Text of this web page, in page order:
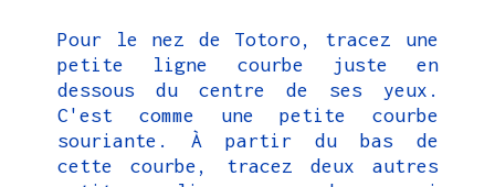
Pour le nez de Totoro, tracez une
petite ligne courbe juste en
dessous du centre de ses yeux.
C'est comme une petite courbe
souriante. À partir du bas de
cette courbe, tracez deux autres